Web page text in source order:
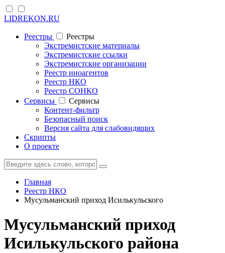
LIDREKON.RU
Реестры
Реестры
Экстремистские материалы
Экстремистские ссылки
Экстремистские организации
Реестр иноагентов
Реестр НКО
Реестр СОНКО
Cервисы
Cервисы
Контент-фильтр
Безопасный поиск
Версия сайта для слабовидящих
Скрипты
О проекте
Главная
Реестр НКО
Мусульманский приход Исилькульского
Мусульманский приход
Исилькульского района